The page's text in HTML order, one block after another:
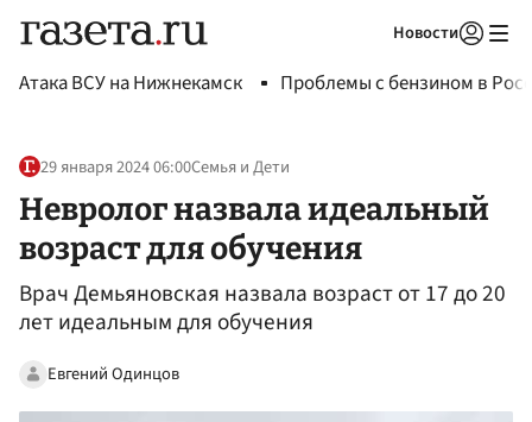
Новости
Атака ВСУ на Нижнекамск Проблемы с бензином в
29 января 2024 06:00Семья и Дети
Невролог назвала идеальный
возраст для обучения
Врач Демьяновская назвала возраст от 17 до 20
лет идеальным для обучения
Евгений Одинцов